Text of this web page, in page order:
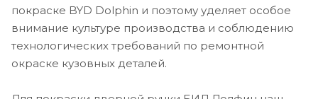
покраске BYD Dolphin и поэтому уделяет особое
внимание культуре производства и соблюдению
технологических требований по ремонтной
окраске кузовных деталей.